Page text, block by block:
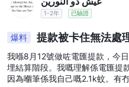
1-2年 已驗證
爆料 提款被卡住無法處
我喺8月12號做咗電匯提款，今
埋結算階段。我嘅理解係電匯提
因為嗰筆係我自己嘅2.1k蚊。有